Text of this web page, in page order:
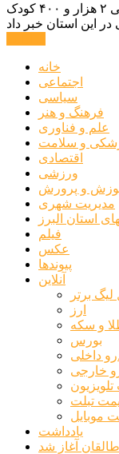
مدیر کل بهزیستی استان البرز از شناسایی ۲ هزار و ۴۰۰ کودک
خانه
اجتماعی
سیاسی
فرهنگ و هنر
علم و فناوری
و سلامت
اقتصادی
ورزشی
و پرورش
مدیریت شهری
استان البرز
فیلم
عکس
پیوندها
آنلاین
برتر
ارز
و سکه
بورس
داخلی
خارجی
تبلت
موبایل
یادداشت
آغاز شد